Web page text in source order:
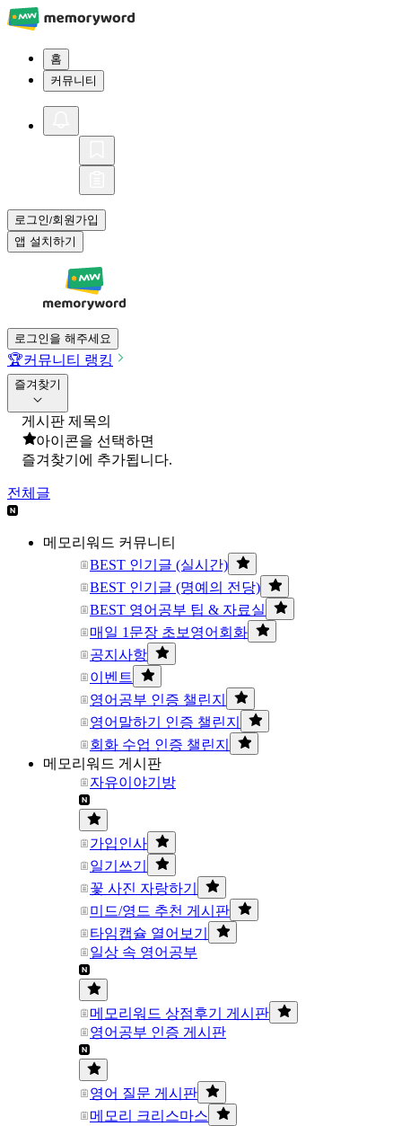
홈
커뮤니티
로그인/회원가입
앱 설치하기
로그인을 해주세요
🏆커뮤니티 랭킹
즐겨찾기
게시판 제목의
아이콘을 선택하면
즐겨찾기에 추가됩니다.
전체글
메모리워드 커뮤니티
BEST 인기글 (실시간)
BEST 인기글 (명예의 전당)
BEST 영어공부 팁 & 자료실
매일 1문장 초보영어회화
공지사항
이벤트
영어공부 인증 챌린지
영어말하기 인증 챌린지
회화 수업 인증 챌린지
메모리워드 게시판
자유이야기방
가입인사
일기쓰기
꽃 사진 자랑하기
미드/영드 추천 게시판
타임캡슐 열어보기
일상 속 영어공부
메모리워드 상점후기 게시판
영어공부 인증 게시판
영어 질문 게시판
메모리 크리스마스